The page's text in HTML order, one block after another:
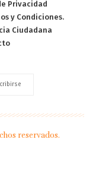
Privacidad
y Condiciones.
Ciudadana
reservados.